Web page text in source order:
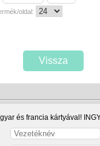
oldal:
Vissza
és francia kártyával!
Reklamáció